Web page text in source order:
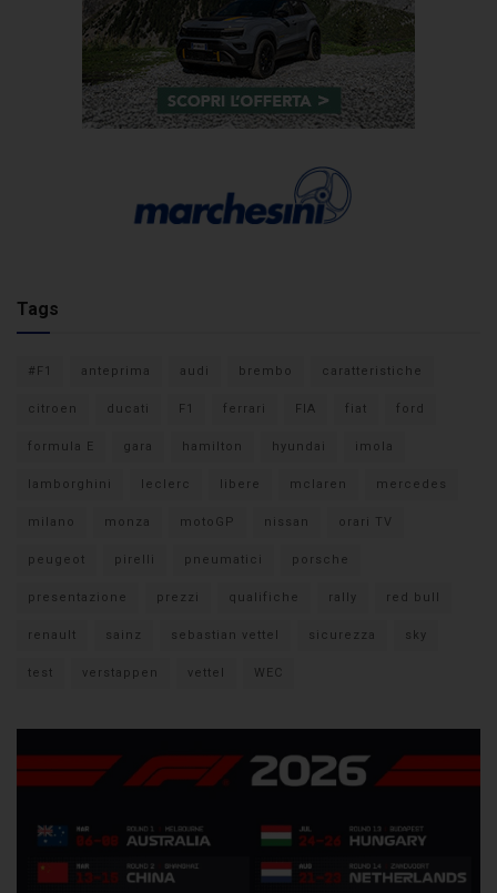
Tags
#F1 anteprima audi brembo caratteristiche
citroen ducati F1 ferrari FIA fiat ford
formula E gara hamilton hyundai imola
lamborghini leclerc libere mclaren mercedes
milano monza motoGP nissan orari TV
peugeot pirelli pneumatici porsche
presentazione prezzi qualifiche rally red bull
renault sainz sebastian vettel sicurezza sky
test verstappen vettel WEC